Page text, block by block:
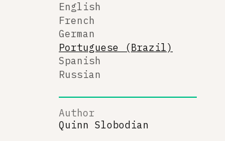
English
French
German
Portuguese (Brazil)
Spanish
Russian
Author
Quinn Slobodian